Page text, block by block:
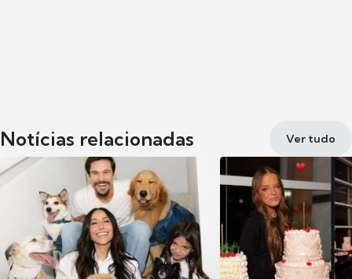
Notícias relacionadas Ver tudo